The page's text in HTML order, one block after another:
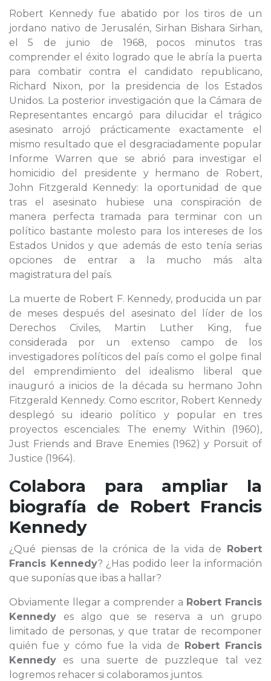
Robert Kennedy fue abatido por los tiros de un
jordano nativo de Jerusalén, Sirhan Bishara Sirhan,
el 5 de junio de 1968, pocos minutos tras
comprender el éxito logrado que le abría la puerta
para combatir contra el candidato republicano,
Richard Nixon, por la presidencia de los Estados
Unidos. La posterior investigación que la Cámara de
Representantes encargó para dilucidar el trágico
asesinato arrojó prácticamente exactamente el
mismo resultado que el desgraciadamente popular
Informe Warren que se abrió para investigar el
homicidio del presidente y hermano de Robert,
John Fitzgerald Kennedy: la oportunidad de que
tras el asesinato hubiese una conspiración de
manera perfecta tramada para terminar con un
político bastante molesto para los intereses de los
Estados Unidos y que además de esto tenía serias
opciones de entrar a la mucho más alta
magistratura del país.
La muerte de Robert F. Kennedy, producida un par
de meses después del asesinato del líder de los
Derechos Civiles, Martin Luther King, fue
considerada por un extenso campo de los
investigadores políticos del país como el golpe final
del emprendimiento del idealismo liberal que
inauguró a inicios de la década su hermano John
Fitzgerald Kennedy. Como escritor, Robert Kennedy
desplegó su ideario político y popular en tres
proyectos escenciales: The enemy Within (1960),
Just Friends and Brave Enemies (1962) y Porsuit of
Justice (1964).
Colabora para ampliar la
biografía de Robert Francis
Kennedy
¿Qué piensas de la crónica de la vida de Robert
Francis Kennedy? ¿Has podido leer la información
que suponías que ibas a hallar?
Obviamente llegar a comprender a Robert Francis
Kennedy es algo que se reserva a un grupo
limitado de personas, y que tratar de recomponer
quién fue y cómo fue la vida de Robert Francis
Kennedy es una suerte de puzzleque tal vez
logremos rehacer si colaboramos juntos.